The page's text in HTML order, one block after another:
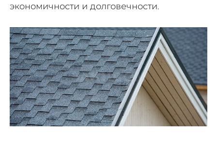
экономичности и долговечности.